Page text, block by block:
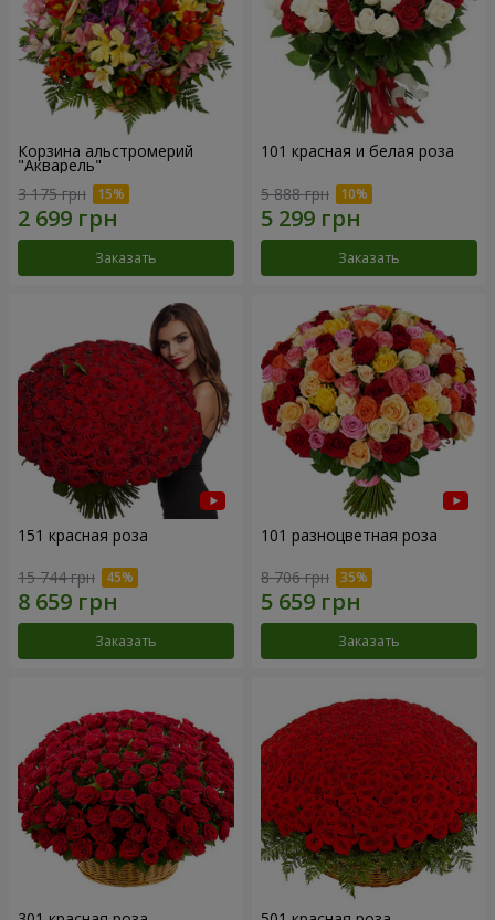
Корзина альстромерий
"Акварель"
3 175 грн
Заказать
101 красная и белая роза
5 888 грн
Заказать
151 красная роза
15 744 грн
Заказать
101 разноцветная роза
8 706 грн
Заказать